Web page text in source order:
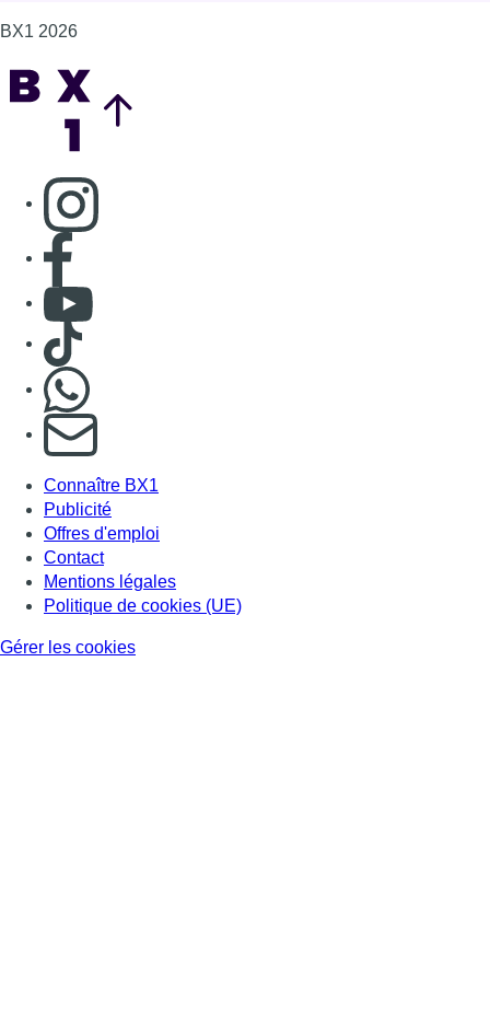
BX1 2026
Consulter page Instagram
Consulter page Facebook
Consulter Youtube
Consulter TikTok
S'abonner à notre newsletter
Connaître BX1
Publicité
Offres d'emploi
Contact
Mentions légales
Politique de cookies (UE)
Gérer les cookies